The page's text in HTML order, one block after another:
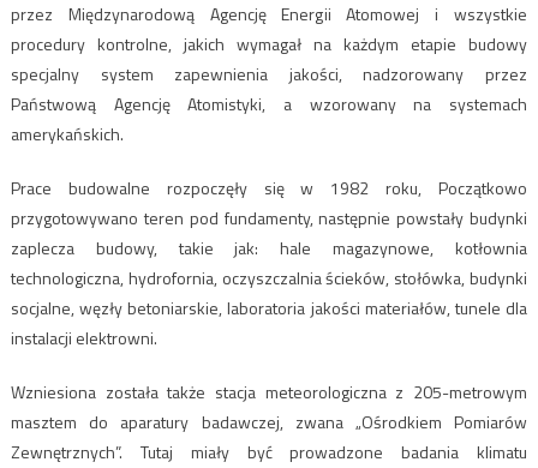
przez Międzynarodową Agencję Energii Atomowej i wszystkie
procedury kontrolne, jakich wymagał na każdym etapie budowy
specjalny system zapewnienia jakości, nadzorowany przez
Państwową Agencję Atomistyki, a wzorowany na systemach
amerykańskich.
Prace budowalne rozpoczęły się w 1982 roku, Początkowo
przygotowywano teren pod fundamenty, następnie powstały budynki
zaplecza budowy, takie jak: hale magazynowe, kotłownia
technologiczna, hydrofornia, oczyszczalnia ścieków, stołówka, budynki
socjalne, węzły betoniarskie, laboratoria jakości materiałów, tunele dla
instalacji elektrowni.
Wzniesiona została także stacja meteorologiczna z 205-metrowym
masztem do aparatury badawczej, zwana „Ośrodkiem Pomiarów
Zewnętrznych”. Tutaj miały być prowadzone badania klimatu